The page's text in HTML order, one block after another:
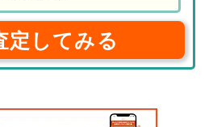
定してみる